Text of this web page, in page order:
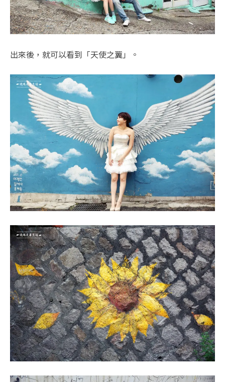
出來後，就可以看到「天使之翼」。